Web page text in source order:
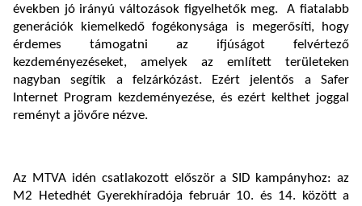
években jó irányú változások figyelhetők meg. A fiatalabb
generációk kiemelkedő fogékonysága is megerősíti, hogy
érdemes támogatni az ifjúságot felvértező
kezdeményezéseket, amelyek az említett területeken
nagyban segítik a felzárkózást. Ezért jelentős a Safer
Internet Program kezdeményezése, és ezért kelthet joggal
reményt a jövőre nézve.
Az MTVA idén csatlakozott először a SID kampányhoz: az
M2 Hetedhét Gyerekhíradója február 10. és 14. között a